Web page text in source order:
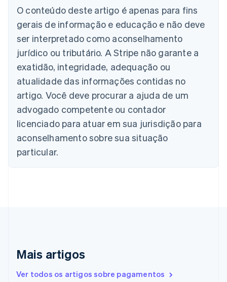
O conteúdo deste artigo é apenas para fins
gerais de informação e educação e não deve
ser interpretado como aconselhamento
jurídico ou tributário. A Stripe não garante a
exatidão, integridade, adequação ou
atualidade das informações contidas no
artigo. Você deve procurar a ajuda de um
advogado competente ou contador
licenciado para atuar em sua jurisdição para
aconselhamento sobre sua situação
particular.
Mais artigos
Ver todos os artigos sobre pagamentos
Austrália
Áustria
DeutschEnglish
Bélgica
English
Brasil
PortuguêsEnglish
Bulgária
English
Canadá
English Français
China continental
简体中文 English
Chipre
Croácia
Eslovênia
Espanha